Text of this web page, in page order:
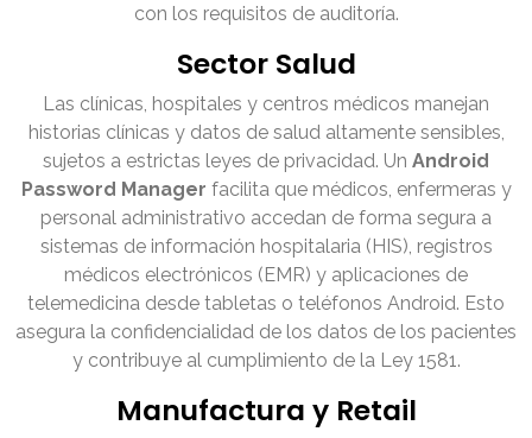
con los requisitos de auditoría.
Sector Salud
Las clínicas, hospitales y centros médicos manejan
historias clínicas y datos de salud altamente sensibles,
sujetos a estrictas leyes de privacidad. Un Android
Password Manager facilita que médicos, enfermeras y
personal administrativo accedan de forma segura a
sistemas de información hospitalaria (HIS), registros
médicos electrónicos (EMR) y aplicaciones de
telemedicina desde tabletas o teléfonos Android. Esto
asegura la confidencialidad de los datos de los pacientes
y contribuye al cumplimiento de la Ley 1581.
Manufactura y Retail